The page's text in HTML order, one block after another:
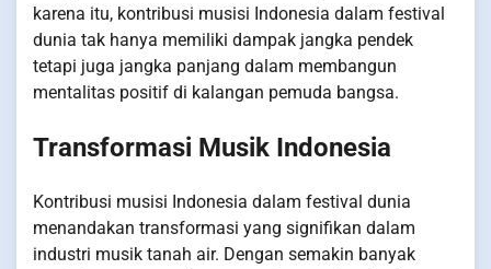
karena itu, kontribusi musisi Indonesia dalam festival
dunia tak hanya memiliki dampak jangka pendek
tetapi juga jangka panjang dalam membangun
mentalitas positif di kalangan pemuda bangsa.
Transformasi Musik Indonesia
Kontribusi musisi Indonesia dalam festival dunia
menandakan transformasi yang signifikan dalam
industri musik tanah air. Dengan semakin banyak